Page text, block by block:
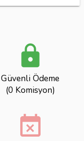
lock
Güvenli Ödeme
(0 Komisyon)
event_busy